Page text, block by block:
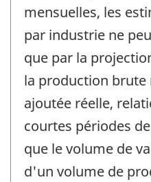
mensuelles, les
par industrie ne
que par la
la production brute
ajoutée réelle,
courtes périodes
que le volume de
d'un volume de